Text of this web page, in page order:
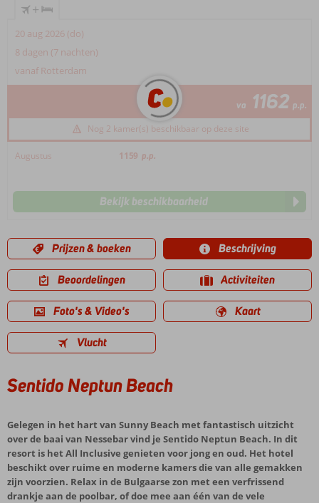
+
20 aug 2026 (do)
8 dagen (7 nachten)
vanaf Rotterdam
va 1162 p.p.
Nog 2 kamer(s) beschikbaar op deze site
Augustus 1159 p.p.
Bekijk beschikbaarheid
Prijzen & boeken Beschrijving
Beoordelingen Activiteiten
Foto's & Video's Kaart
Vlucht
Sentido Neptun Beach
Gelegen in het hart van Sunny Beach met fantastisch uitzicht
over de baai van Nessebar vind je Sentido Neptun Beach. In dit
resort is het All Inclusive genieten voor jong en oud. Het hotel
beschikt over ruime en moderne kamers die van alle gemakken
zijn voorzien. Relax in de Bulgaarse zon met een verfrissend
drankje aan de poolbar, of doe mee aan één van de vele